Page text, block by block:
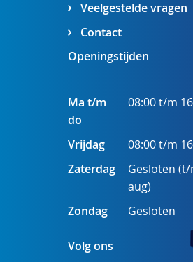
Veelgestelde vragen
Contact
Openingstijden
Ma t/m
do
08:00 t/m
Vrijdag
08:00 t/m
Zaterdag
Gesloten (t/
aug)
Zondag
Gesloten
Volg ons